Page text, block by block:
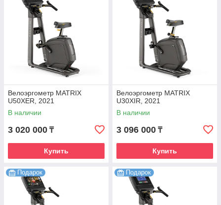
Велоэргометр MATRIX
U50XER, 2021
В наличии
3 020 000 ₸
Купить
Велоэргометр MATRIX
U30XIR, 2021
В наличии
3 096 000 ₸
Купить
Подарок Подарок